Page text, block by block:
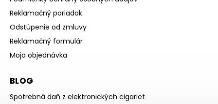
Reklamačný poriadok
Odstúpenie od zmluvy
Reklamačný formulár
Moja objednávka
BLOG
Spotrebná daň z elektronických cigariet